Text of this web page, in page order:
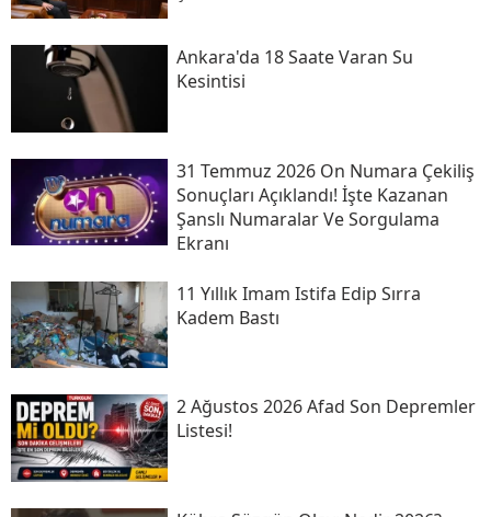
Ankara'da 18 Saate Varan Su
Kesintisi
31 Temmuz 2026 On Numara Çekiliş
Sonuçları Açıklandı! İşte Kazanan
Şanslı Numaralar Ve Sorgulama
Ekranı
11 Yıllık Imam Istifa Edip Sırra
Kadem Bastı
2 Ağustos 2026 Afad Son Depremler
Listesi!